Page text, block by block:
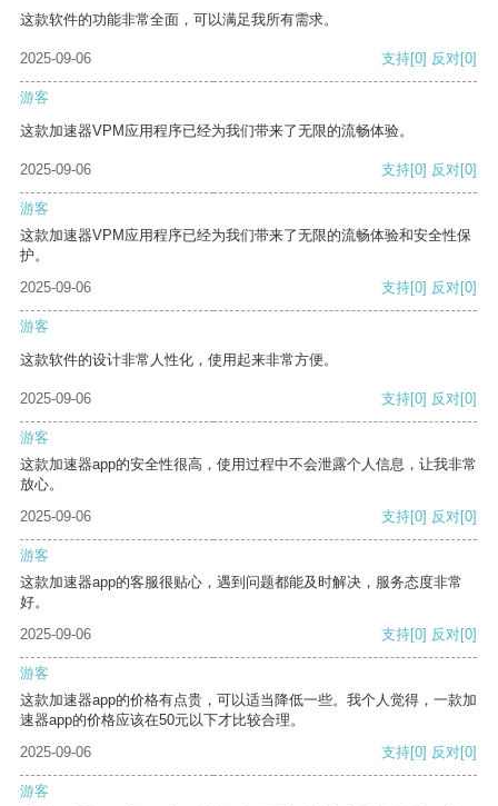
这款软件的功能非常全面，可以满足我所有需求。
2025-09-06 支持[0] 反对[0]
游客
这款加速器VPM应用程序已经为我们带来了无限的流畅体验。
2025-09-06 支持[0] 反对[0]
游客
这款加速器VPM应用程序已经为我们带来了无限的流畅体验和安全性保
护。
2025-09-06
支持[0] 反对[0]
游客
这款软件的设计非常人性化，使用起来非常方便。
2025-09-06 支持[0] 反对[0]
游客
这款加速器app的安全性很高，使用过程中不会泄露个人信息，让我非常
放心。
2025-09-06
支持[0] 反对[0]
游客
这款加速器app的客服很贴心，遇到问题都能及时解决，服务态度非常
好。
2025-09-06
支持[0] 反对[0]
游客
这款加速器app的价格有点贵，可以适当降低一些。我个人觉得，一款加
速器app的价格应该在50元以下才比较合理。
2025-09-06
支持[0] 反对[0]
游客